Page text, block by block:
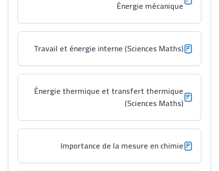
التعليم الثانوي الإعدادي
Post-Bac
+ de 78 Sujets
Énergie mécanique
Travail et énergie interne (Sciences Maths)
Énergie thermique et transfert thermique
(Sciences Maths)
Importance de la mesure en chimie